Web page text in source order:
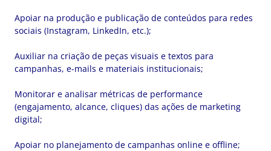
Apoiar na produção e publicação de conteúdos para redes
sociais (Instagram, LinkedIn, etc.);
Auxiliar na criação de peças visuais e textos para
campanhas, e-mails e materiais institucionais;
Monitorar e analisar métricas de performance
(engajamento, alcance, cliques) das ações de marketing
digital;
Apoiar no planejamento de campanhas online e offline;